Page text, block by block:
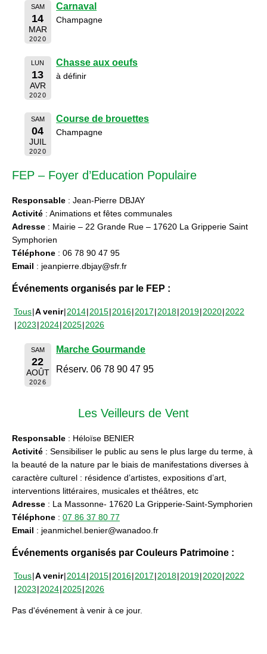
SAM
14
MAR
2020
Carnaval
Champagne
LUN
13
AVR
2020
Chasse aux oeufs
à définir
SAM
04
JUIL
2020
Course de brouettes
Champagne
FEP – Foyer d’Education Populaire
Responsable : Jean-Pierre DBJAY
Activité : Animations et fêtes communales
Adresse : Mairie – 22 Grande Rue – 17620 La Gripperie Saint
Symphorien
Téléphone : 06 78 90 47 95
Email : jeanpierre.dbjay@sfr.fr
Événements organisés par le FEP :
Tous A venir 2014 2015 2016 2017 2018 2019 2020 2022
2023 2024 2025 2026
SAM
22
AOÛT
2026
Marche Gourmande
Réserv. 06 78 90 47 95
Les Veilleurs de Vent
Responsable : Héloïse BENIER
Activité : Sensibiliser le public au sens le plus large du terme, à
la beauté de la nature par le biais de manifestations diverses à
caractère culturel : résidence d’artistes, expositions d’art,
interventions littéraires, musicales et théâtres, etc
Adresse : La Massonne- 17620 La Gripperie-Saint-Symphorien
Téléphone : 07 86 37 80 77
Email : jeanmichel.benier@wanadoo.fr
Événements organisés par Couleurs Patrimoine :
Tous A venir 2014 2015 2016 2017 2018 2019 2020 2022
2023 2024 2025 2026
Pas d'événement à venir à ce jour.